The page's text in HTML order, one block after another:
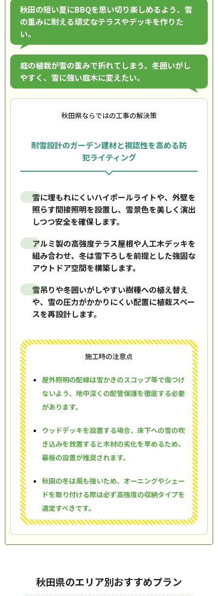
秋田の短い夏にBBQを思い切り楽しめるよう、雪
の重みに耐える頑丈なテラスやデッキを作りた
い。
庭の植栽が雪の重みで折れてしまう。冬囲いがし
やすく、雪に強い庭木に変えたい。
秋田県ならではの工事の解決策
耐雪設計のガーデン建材と視認性を高める防
犯ライティング
雪に埋もれにくいハイポールライトや、外壁を
照らす間接照明を設置し、雪景色を美しく演出
しつつ安全を確保します。
アルミ製の高強度テラス屋根や人工木デッキを
組み合わせ、冬は雪下ろしを前提とした強固な
アウトドア空間を構築します。
雪吊りや冬囲いがしやすい樹種への植え替え
や、雪の圧力がかかりにくい配置に植栽スペー
スを再設計します。
施工時の注意点
屋外照明の配線は雪かきのスコップ等で傷つけ
ないよう、地中深くの配管保護を徹底する必要
があります。
ウッドデッキを設置する場合、床下への雪の吹
き込みを放置すると木材の劣化を早めるため、
幕板の設置が推奨されます。
秋田の冬は風も強いため、オーニングやシェー
ドを取り付ける際は必ず高強度の収納タイプを
選定すべきです。
秋田県のエリア別おすすめプラン